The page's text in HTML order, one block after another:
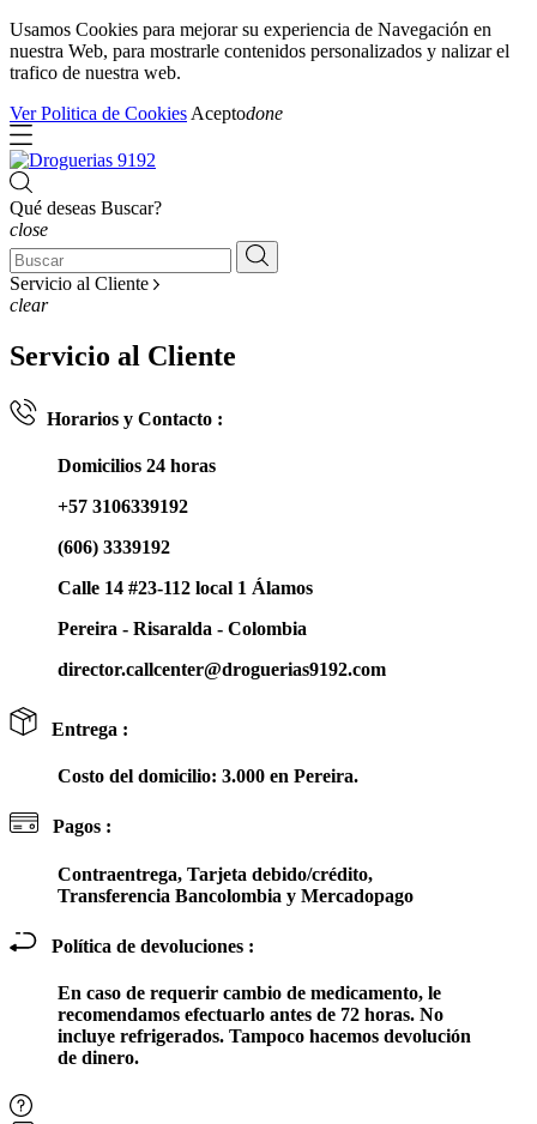
Usamos Cookies para mejorar su experiencia de Navegación en
nuestra Web, para mostrarle contenidos personalizados y nalizar el
trafico de nuestra web.
Ver Politica de Cookies Aceptodone
Qué deseas Buscar?
close
Servicio al Cliente
clear
Servicio al Cliente
Horarios y Contacto :
Domicilios 24 horas
+57 3106339192
(606) 3339192
Calle 14 #23-112 local 1 Álamos
Pereira - Risaralda - Colombia
director.callcenter@droguerias9192.com
Entrega :
Costo del domicilio: 3.000 en Pereira.
Pagos :
Contraentrega, Tarjeta debido/crédito,
Transferencia Bancolombia y Mercadopago
Política de devoluciones :
En caso de requerir cambio de medicamento, le
recomendamos efectuarlo antes de 72 horas. No
incluye refrigerados. Tampoco hacemos devolución
de dinero.